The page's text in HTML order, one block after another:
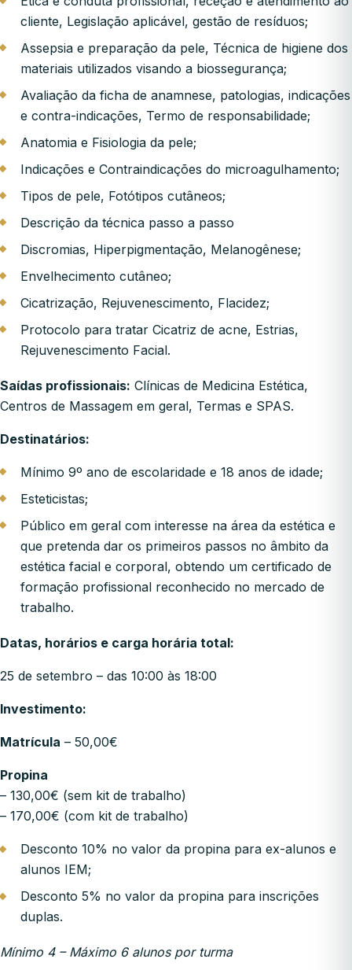
cliente, Legislação aplicável, gestão de resíduos;
Assepsia e preparação da pele, Técnica de higiene dos
materiais utilizados visando a biossegurança;
Avaliação da ficha de anamnese, patologias, indicações
e contra-indicações, Termo de responsabilidade;
Anatomia e Fisiologia da pele;
Indicações e Contraindicações do microagulhamento;
Tipos de pele, Fotótipos cutâneos;
Descrição da técnica passo a passo
Discromias, Hiperpigmentação, Melanogênese;
Envelhecimento cutâneo;
Cicatrização, Rejuvenescimento, Flacidez;
Protocolo para tratar Cicatriz de acne, Estrias,
Rejuvenescimento Facial.
Saídas profissionais: Clínicas de Medicina Estética,
Centros de Massagem em geral, Termas e SPAS.
Destinatários:
Mínimo 9º ano de escolaridade e 18 anos de idade;
Esteticistas;
Público em geral com interesse na área da estética e
que pretenda dar os primeiros passos no âmbito da
estética facial e corporal, obtendo um certificado de
formação profissional reconhecido no mercado de
trabalho.
Datas, horários e carga horária total:
25 de setembro – das 10:00 às 18:00
Investimento:
Matrícula – 50,00€
Propina
– 130,00€ (sem kit de trabalho)
– 170,00€ (com kit de trabalho)
Desconto 10% no valor da propina para ex-alunos e
alunos IEM;
Desconto 5% no valor da propina para inscrições
duplas.
Mínimo 4 – Máximo 6 alunos por turma